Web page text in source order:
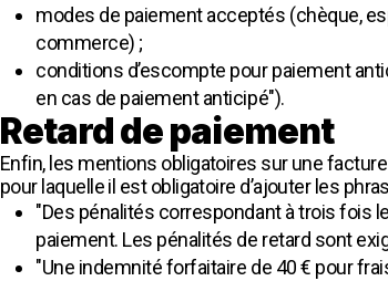
modes de paiement acceptés (chèque,
commerce) ;
conditions d’escompte pour paiement
en cas de paiement anticipé").
Retard de paiement
Enfin, les mentions obligatoires sur une
pour laquelle il est obligatoire d’ajouter les
"Des pénalités correspondant à trois fois
paiement. Les pénalités de retard sont
"Une indemnité forfaitaire de 40 € pour